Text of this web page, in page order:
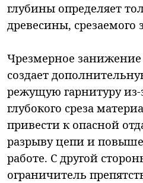
глубины определяет
древесины, срезаемого
Чрезмерное
создает
режущую гарнитуру
глубокого среза
привести к опасной
разрыву цепи и
работе. С другой
ограничитель